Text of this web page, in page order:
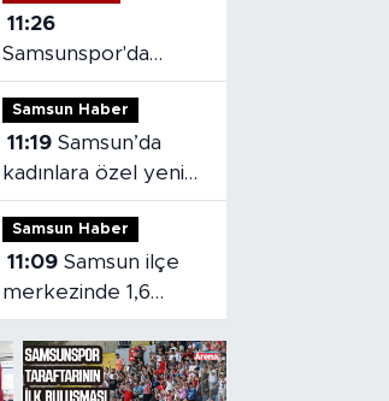
11:26
Samsunspor'da
hazırlık maçları
tamamlandı!
Samsun Haber
11:19 Samsun’da
kadınlara özel yeni
sosyal yaşam alanı
Samsun Haber
11:09 Samsun ilçe
merkezinde 1,6
kilometrelik yol
yenileniyor